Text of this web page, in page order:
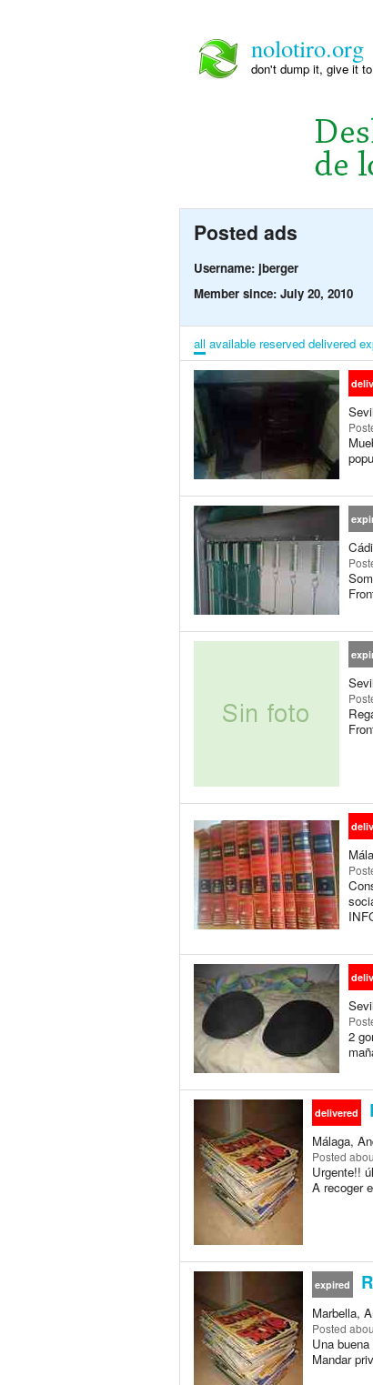
nolotiro.org
don't dump it, give it
Posted ads
Username: jberger
Member since: July 20, 2010
all available reserved delivered
2
delivered
Málaga,
Posted
Urgente!!
A recoger
expired
Marbella,
Posted
Una
Mandar